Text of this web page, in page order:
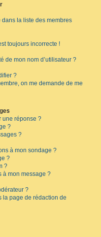
la liste des membres
toujours incorrecte !
de mon nom d’utilisateur ?
?
on me demande de me
une réponse ?
?
?
à mon sondage ?
?
?
à mon message ?
?
la page de rédaction de